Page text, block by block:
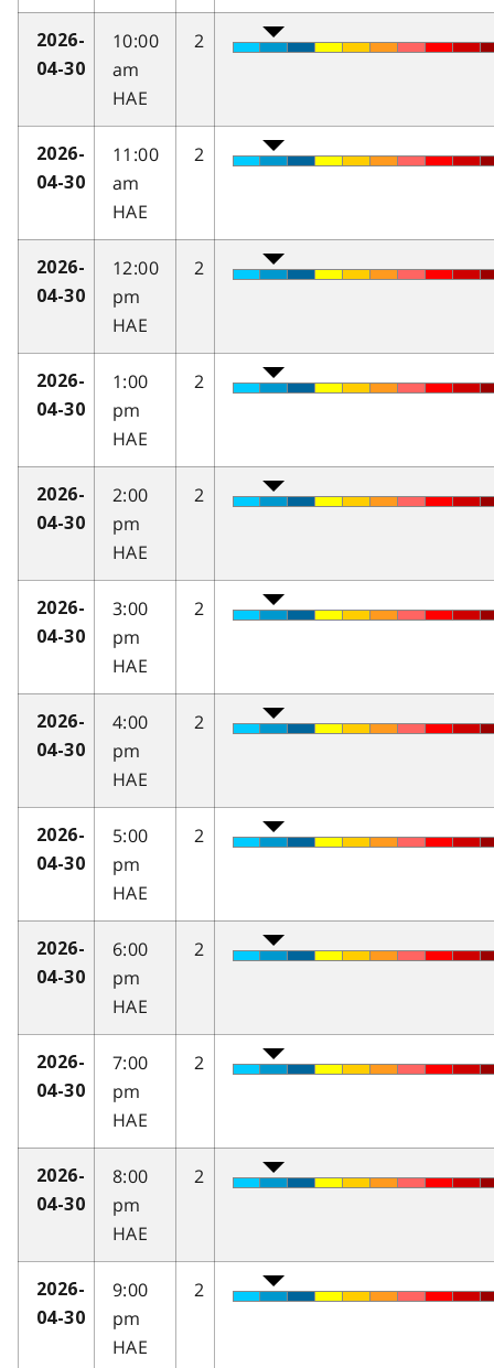
2026-
04-30
10:00
am
HAE
2
2026-
04-30
11:00
am
HAE
2
2026-
04-30
12:00
pm
HAE
2
2026-
04-30
1:00
pm
HAE
2
2026-
04-30
2:00
pm
HAE
2
2026-
04-30
3:00
pm
HAE
2
2026-
04-30
4:00
pm
HAE
2
2026-
04-30
5:00
pm
HAE
2
2026-
04-30
6:00
pm
HAE
2
2026-
04-30
7:00
pm
HAE
2
2026-
04-30
8:00
pm
HAE
2
2026-
04-30
9:00
pm
HAE
2